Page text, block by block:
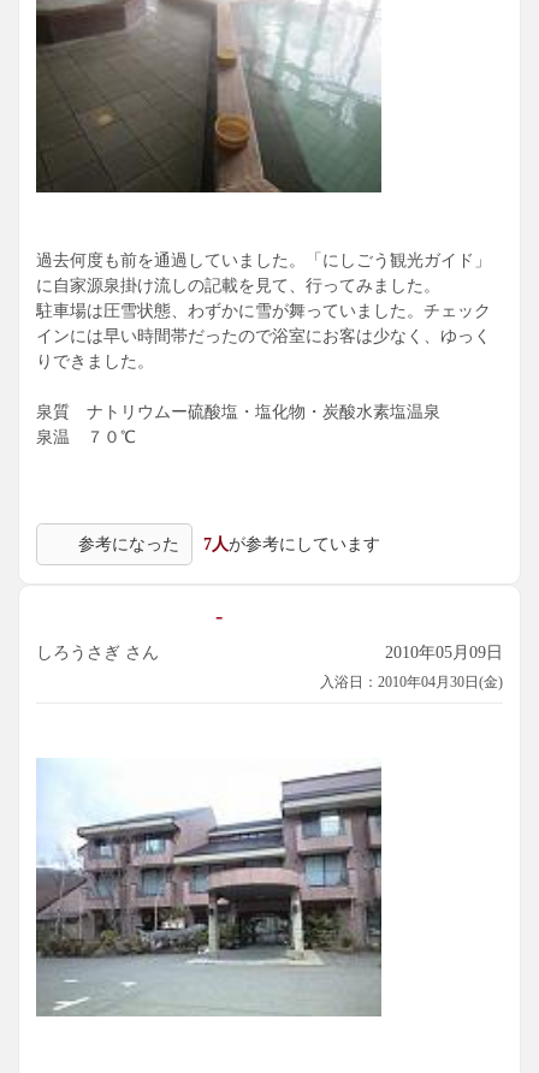
過去何度も前を通過していました。「にしごう観光ガイド」
に自家源泉掛け流しの記載を見て、行ってみました。
駐車場は圧雪状態、わずかに雪が舞っていました。チェック
インには早い時間帯だったので浴室にお客は少なく、ゆっく
りできました。
泉質 ナトリウムー硫酸塩・塩化物・炭酸水素塩温泉
泉温 ７０℃
参考になった 7人が参考にしています
-
しろうさぎ さん 2010年05月09日
入浴日：2010年04月30日(金)